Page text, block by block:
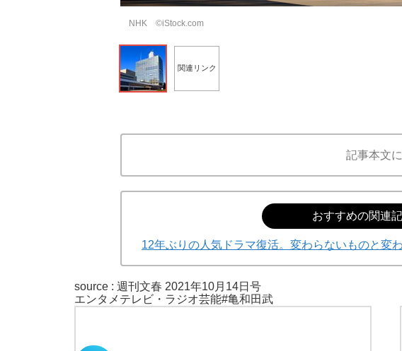
NHK ©iStock.com
関連リンク
記事本文
おすすめの関連
12年ぶりの人気ドラマ復活。変わらないものと変
source : 週刊文春 2021年10月14日号
エンタメ テレビ・ラジオ芸能#亀和田武